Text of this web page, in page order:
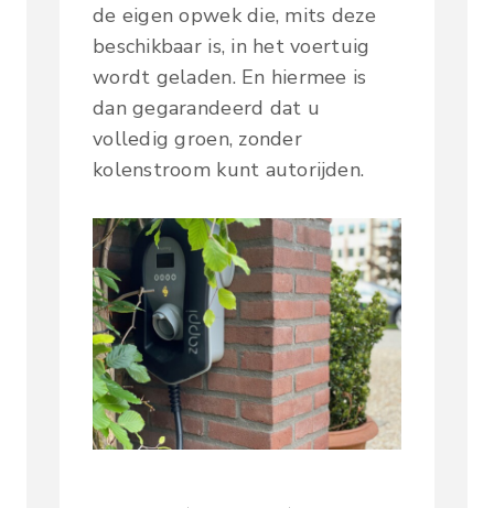
de eigen opwek die, mits deze
beschikbaar is, in het voertuig
wordt geladen. En hiermee is
dan gegarandeerd dat u
volledig groen, zonder
kolenstroom kunt autorijden.